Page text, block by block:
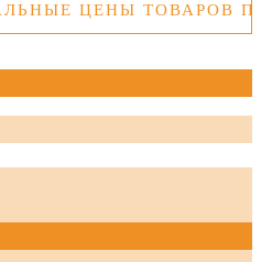
ЦЕНЫ ТОВАРОВ